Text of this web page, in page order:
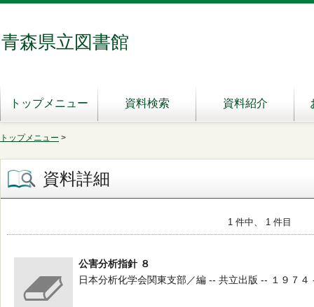
青森県立図書館
トップメニュー 資料検索 資料紹介
トップメニュー >
資料詳細
1 件中、 1 件目
公害分析指針 ８
日本分析化学会関東支部／編 -- 共立出版 -- １９７４